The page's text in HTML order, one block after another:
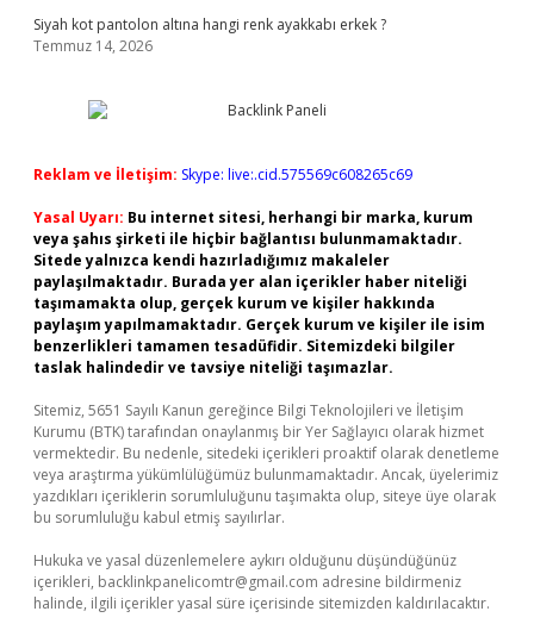
Siyah kot pantolon altına hangi renk ayakkabı erkek ?
Temmuz 14, 2026
Reklam ve İletişim: Skype: live:.cid.575569c608265c69
Yasal Uyarı: Bu internet sitesi, herhangi bir marka, kurum
veya şahıs şirketi ile hiçbir bağlantısı bulunmamaktadır.
Sitede yalnızca kendi hazırladığımız makaleler
paylaşılmaktadır. Burada yer alan içerikler haber niteliği
taşımamakta olup, gerçek kurum ve kişiler hakkında
paylaşım yapılmamaktadır. Gerçek kurum ve kişiler ile isim
benzerlikleri tamamen tesadüfidir. Sitemizdeki bilgiler
taslak halindedir ve tavsiye niteliği taşımazlar.
Sitemiz, 5651 Sayılı Kanun gereğince Bilgi Teknolojileri ve İletişim
Kurumu (BTK) tarafından onaylanmış bir Yer Sağlayıcı olarak hizmet
vermektedir. Bu nedenle, sitedeki içerikleri proaktif olarak denetleme
veya araştırma yükümlülüğümüz bulunmamaktadır. Ancak, üyelerimiz
yazdıkları içeriklerin sorumluluğunu taşımakta olup, siteye üye olarak
bu sorumluluğu kabul etmiş sayılırlar.
Hukuka ve yasal düzenlemelere aykırı olduğunu düşündüğünüz
içerikleri, backlinkpanelicomtr@gmail.com adresine bildirmeniz
halinde, ilgili içerikler yasal süre içerisinde sitemizden kaldırılacaktır.